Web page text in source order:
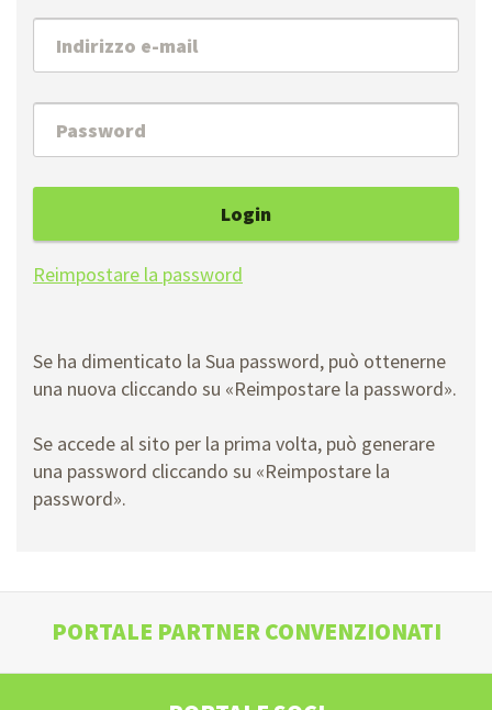
Login
Reimpostare la password
Se ha dimenticato la Sua password, può ottenerne
una nuova cliccando su «Reimpostare la password».
Se accede al sito per la prima volta, può generare
una password cliccando su «Reimpostare la
password».
PORTALE PARTNER CONVENZIONATI